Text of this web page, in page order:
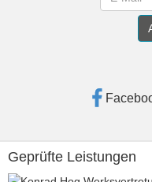
Geprüfte Leistungen